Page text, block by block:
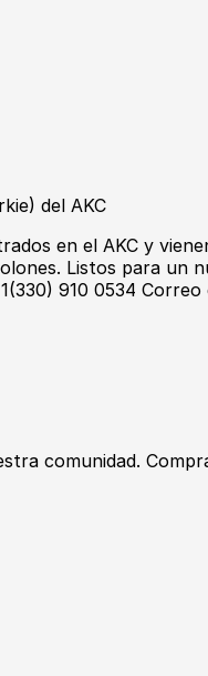
del AKC
en el AKC y
Listos para un
910 0534
comunidad.